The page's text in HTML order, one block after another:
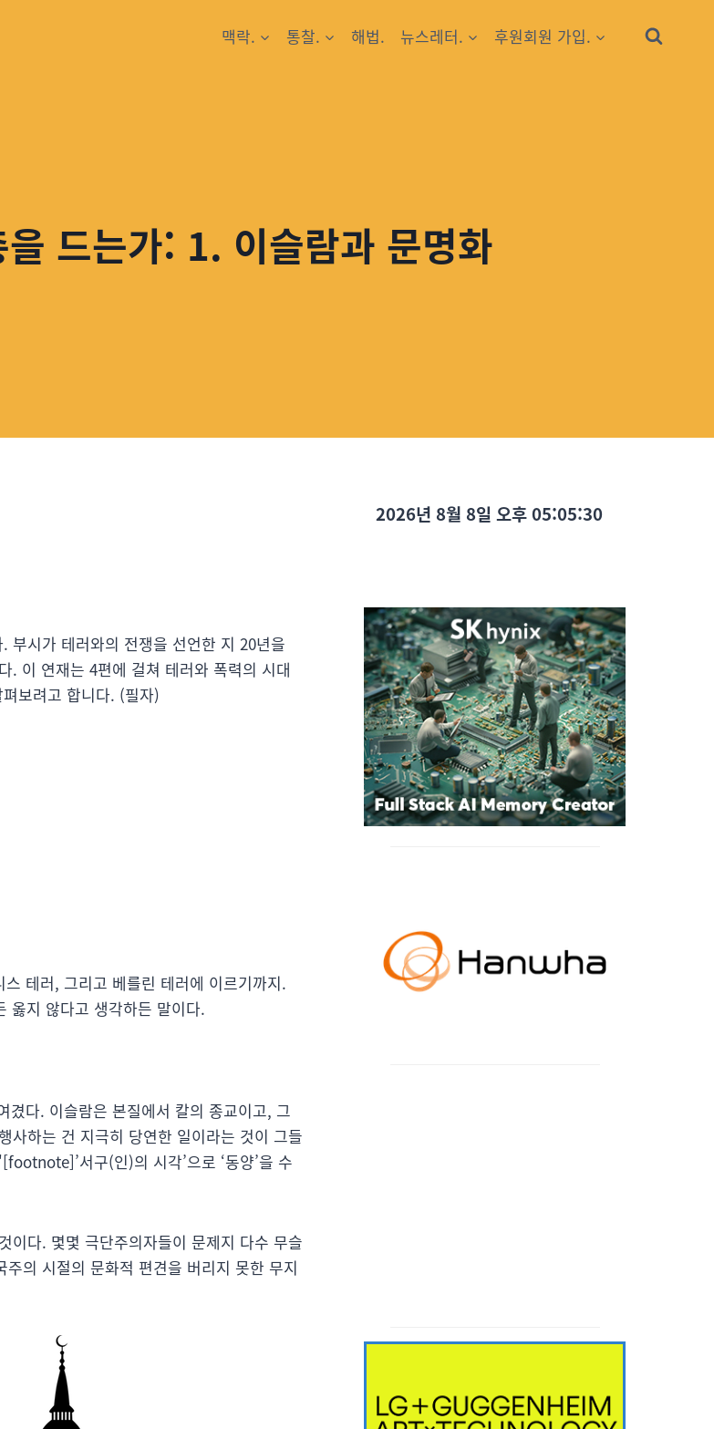
맥락. 통찰. 해법. 뉴스레터. 후원회원 가입.
드는가: 1. 이슬람과 문명화
시가 테러와의 전쟁을 선언한 지 20년을
. 이 연재는 4편에 걸쳐 테러와 폭력의 시대
보려고 합니다. (필자)
테러, 그리고 베를린 테러에 이르기까지.
옳지 않다고 생각하든 말이다.
겼다. 이슬람은 본질에서 칼의 종교이고, 그
사하는 건 지극히 당연한 일이라는 것이 그들
서구(인)의 시각’으로 ‘동양’을 수
이다. 몇몇 극단주의자들이 문제지 다수 무슬
의 시절의 문화적 편견을 버리지 못한 무지
2026년 8월 8일 오후 05:05:31